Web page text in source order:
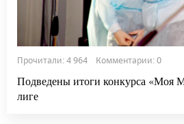
Прочитали: 4 964 Комментарии: 0
Подведены итоги конкурса «Моя
лиге